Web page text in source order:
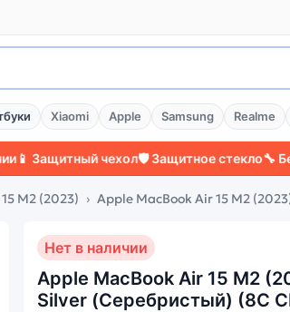
Xiaomi Apple Samsung Realme
чехол🛡️ Защитное стекло🔧
M2 (2023) Apple MacBook Air 15 M2
Нет в наличии
Apple MacBook Air 15 M2
Silver (Серебристый) (8C